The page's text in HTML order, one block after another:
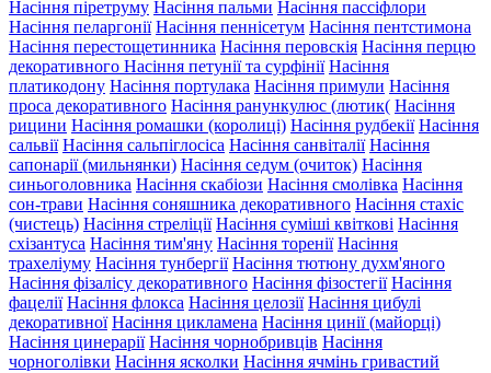
Насіння піретруму Насіння пальми Насіння пассіфлори
Насіння пеларгонії Насіння пеннісетум Насіння пентстимона
Насіння перестощетинника Насіння перовскія Насіння перцю
декоративного Насіння петунії та сурфінії Насіння
платикодону Насіння портулака Насіння примули Насіння
проса декоративного Насіння ранункулюс (лютик( Насіння
рицини Насіння ромашки (королиці) Насіння рудбекії Насіння
сальвії Насіння сальпіглосіса Насіння санвіталії Насіння
сапонарії (мильнянки) Насіння седум (очиток) Насіння
синьоголовника Насіння скабіози Насіння смолівка Насіння
сон-трави Насіння соняшника декоративного Насіння стахіс
(чистець) Насіння стреліції Насіння суміші квіткові Насіння
схізантуса Насіння тим'яну Насіння торенії Насіння
трахеліуму Насіння тунбергії Насіння тютюну духм'яного
Насіння фізалісу декоративного Насіння фізостегії Насіння
фацелії Насіння флокса Насіння целозії Насіння цибулі
декоративної Насіння цикламена Насіння цинії (майорці)
Насіння цинерарії Насіння чорнобривців Насіння
чорноголівки Насіння ясколки Насіння ячмінь гривастий